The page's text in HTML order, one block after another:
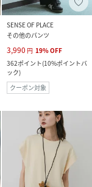
SENSE OF PLACE
その他のパンツ
3,990 円 19%OFF
362ポイント(10%ポイントバ
ック)
クーポン対象